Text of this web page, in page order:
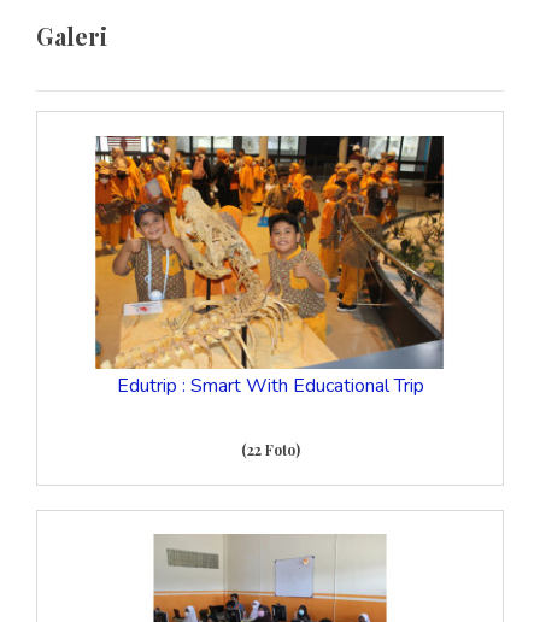
Galeri
Edutrip : Smart With Educational Trip
(22 Foto)